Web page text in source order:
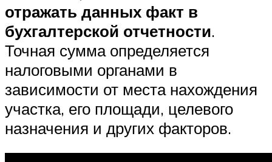
отражать данных факт в
бухгалтерской отчетности.
Точная сумма определяется
налоговыми органами в
зависимости от места нахождения
участка, его площади, целевого
назначения и других факторов.